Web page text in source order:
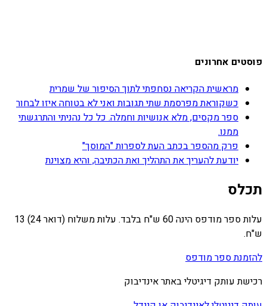
פוסטים אחרונים
מראשית הקריאה נסחפתי לתוך הסיפור של שמרית
כשקוראת מפרסמת שתי תגובות ואני לא בטוחה איזו לבחור
ספר מקסים, מלא אנושיות וחמלה. כל כל נהניתי והתרגשתי
ממנו.
פרק מהספר בכתב העת לספרות "המוסך"
יודעת להעריך את התהליך ואת הכתיבה, והיא מצוינת
תכלס
עלות ספר מודפס הינה 60 ש"ח בלבד. עלות משלוח (דואר 24) 13
ש"ח.
להזמנת ספר מודפס
רכישת עותק דיגיטלי באתר אינדיבוק